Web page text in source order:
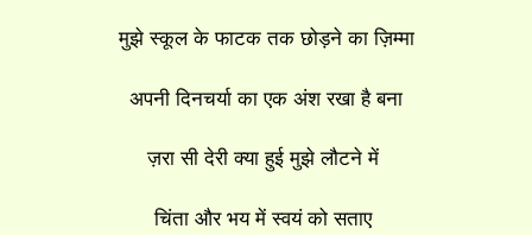
मुझे स्कूल के फाटक तक छोड़ने का ज़िम्मा
अपनी दिनचर्या का एक अंश रखा है बना
ज़रा सी देरी क्या हुई मुझे लौटने में
चिंता और भय में स्वयं को सताए